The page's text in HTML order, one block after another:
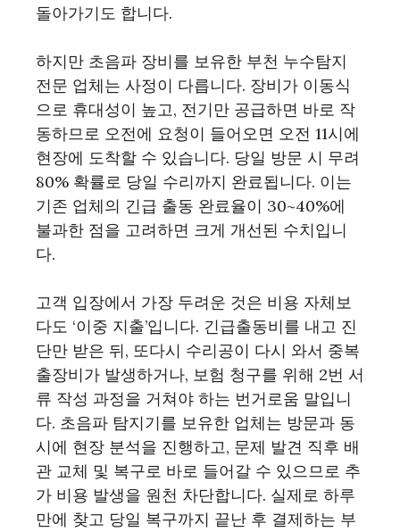
돌아가기도 합니다.
하지만 초음파 장비를 보유한 부천 누수탐지
전문 업체는 사정이 다릅니다. 장비가 이동식
으로 휴대성이 높고, 전기만 공급하면 바로 작
동하므로 오전에 요청이 들어오면 오전 11시에
현장에 도착할 수 있습니다. 당일 방문 시 무려
80% 확률로 당일 수리까지 완료됩니다. 이는
기존 업체의 긴급 출동 완료율이 30~40%에
불과한 점을 고려하면 크게 개선된 수치입니
다.
고객 입장에서 가장 두려운 것은 비용 자체보
다도 ‘이중 지출’입니다. 긴급출동비를 내고 진
단만 받은 뒤, 또다시 수리공이 다시 와서 중복
출장비가 발생하거나, 보험 청구를 위해 2번 서
류 작성 과정을 거쳐야 하는 번거로움 말입니
다. 초음파 탐지기를 보유한 업체는 방문과 동
시에 현장 분석을 진행하고, 문제 발견 직후 배
관 교체 및 복구로 바로 들어갈 수 있으므로 추
가 비용 발생을 원천 차단합니다. 실제로 하루
만에 찾고 당일 복구까지 끝난 후 결제하는 부